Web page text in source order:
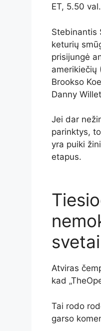
ET, 5.50
Stebinantis
keturių
prisijungė
amerikiečių
Brookso
Danny
Jei dar
parinktys,
yra puiki
etapus.
Atviras
kad
Tai rodo
garso